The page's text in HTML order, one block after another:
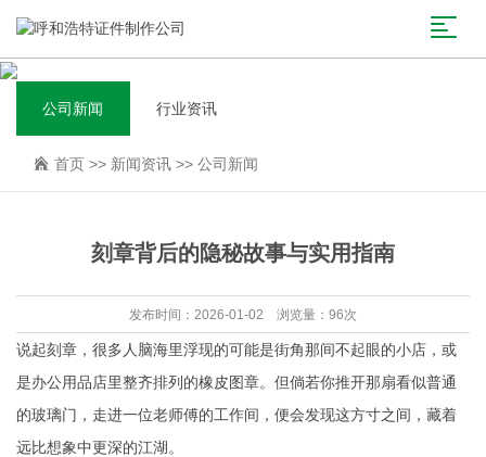
公司新闻 行业资讯
首页 >> 新闻资讯 >> 公司新闻
刻章背后的隐秘故事与实用指南
发布时间：2026-01-02 浏览量：96次
说起刻章，很多人脑海里浮现的可能是街角那间不起眼的小店，或
是办公用品店里整齐排列的橡皮图章。但倘若你推开那扇看似普通
的玻璃门，走进一位老师傅的工作间，便会发现这方寸之间，藏着
远比想象中更深的江湖。